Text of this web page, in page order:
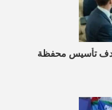
تأسيس محفظة